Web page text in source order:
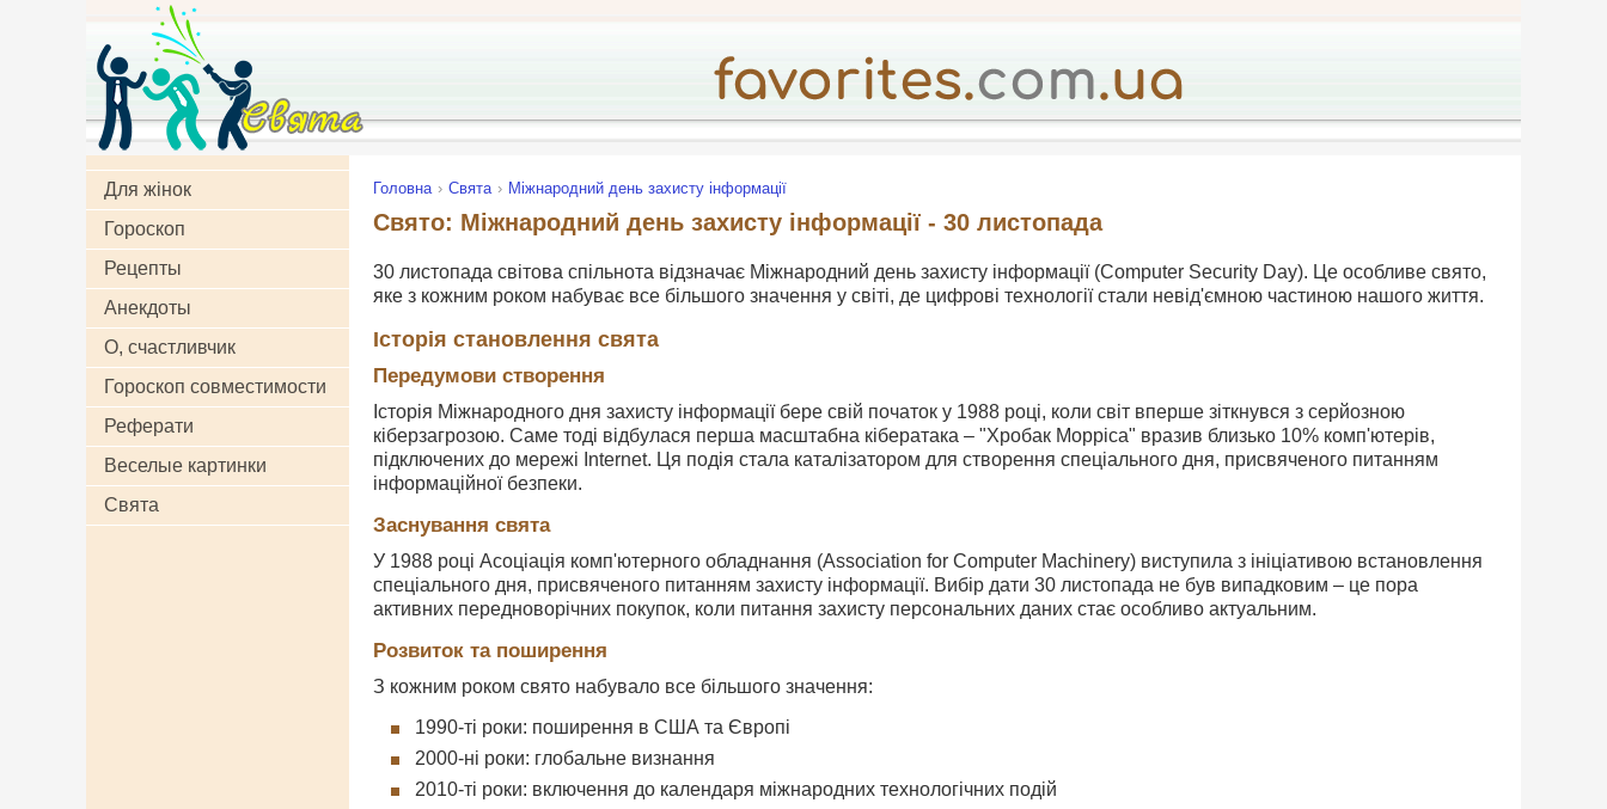
Для жінок
Гороскоп
Рецепты
Анекдоты
О, счастливчик
Гороскоп совместимости
Реферати
Веселые картинки
Свята
Головна Свята Міжнародний день захисту інформації
Свято: Міжнародний день захисту інформації - 30 листопада
30 листопада світова спільнота відзначає Міжнародний день захисту інформації (Computer Security Day). Це особливе свято,
яке з кожним роком набуває все більшого значення у світі, де цифрові технології стали невід'ємною частиною нашого життя.
Історія становлення свята
Передумови створення
Історія Міжнародного дня захисту інформації бере свій початок у 1988 році, коли світ вперше зіткнувся з серйозною
кіберзагрозою. Саме тоді відбулася перша масштабна кібератака – "Хробак Морріса" вразив близько 10% комп'ютерів,
підключених до мережі Internet. Ця подія стала каталізатором для створення спеціального дня, присвяченого питанням
інформаційної безпеки.
Заснування свята
У 1988 році Асоціація комп'ютерного обладнання (Association for Computer Machinery) виступила з ініціативою встановлення
спеціального дня, присвяченого питанням захисту інформації. Вибір дати 30 листопада не був випадковим – це пора
активних передноворічних покупок, коли питання захисту персональних даних стає особливо актуальним.
Розвиток та поширення
З кожним роком свято набувало все більшого значення:
1990-ті роки: поширення в США та Європі
2000-ні роки: глобальне визнання
2010-ті роки: включення до календаря міжнародних технологічних подій